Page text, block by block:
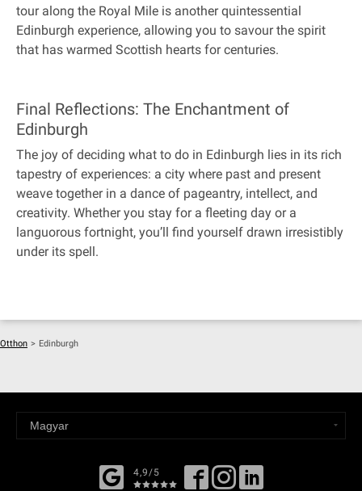
tour along the Royal Mile is another quintessential
Edinburgh experience, allowing you to savour the spirit
that has warmed Scottish hearts for centuries.
Final Reflections: The Enchantment of
Edinburgh
The joy of deciding what to do in Edinburgh lies in its rich
tapestry of experiences: a city where past and present
weave together in a dance of pageantry, intellect, and
creativity. Whether you stay for a fleeting day or a
languorous fortnight, you’ll find yourself drawn irresistibly
under its spell.
Otthon > Edinburgh
4,9/5